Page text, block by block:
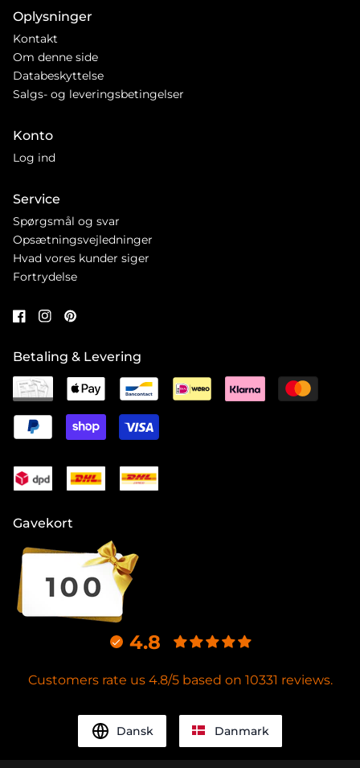
Oplysninger
Kontakt
Om denne side
Databeskyttelse
Salgs- og leveringsbetingelser
Konto
Log ind
Service
Spørgsmål og svar
Opsætningsvejledninger
Hvad vores kunder siger
Fortrydelse
Betaling & Levering
Gavekort
4.8
Customers rate us 4.8/5 based on 10331 reviews.
Dansk Danmark